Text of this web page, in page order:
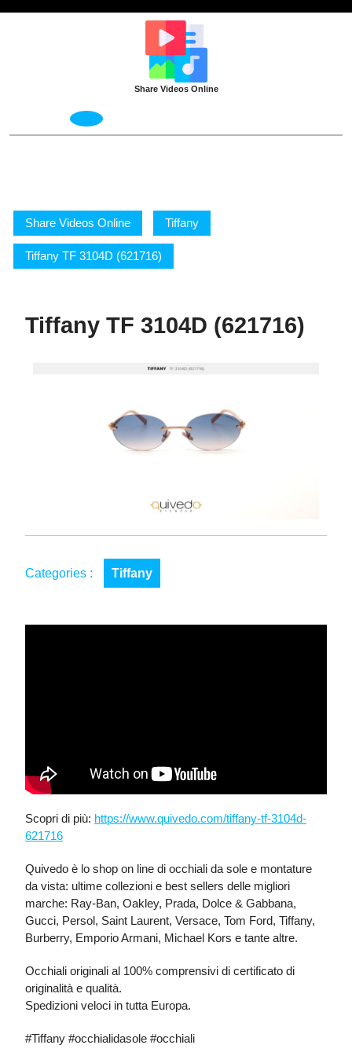
Share Videos Online
Open
Share Videos Online Tiffany
Tiffany TF 3104D (621716)
Tiffany TF 3104D (621716)
Categories : Tiffany
Scopri di più: https://www.quivedo.com/tiffany-tf-3104d-
621716
Quivedo è lo shop on line di occhiali da sole e montature
da vista: ultime collezioni e best sellers delle migliori
marche: Ray-Ban, Oakley, Prada, Dolce & Gabbana,
Gucci, Persol, Saint Laurent, Versace, Tom Ford, Tiffany,
Burberry, Emporio Armani, Michael Kors e tante altre.
Occhiali originali al 100% comprensivi di certificato di
originalità e qualità.
Spedizioni veloci in tutta Europa.
#Tiffany #occhialidasole #occhiali